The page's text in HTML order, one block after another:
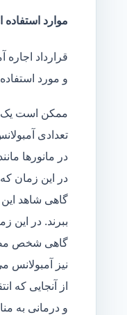
موارد استفاده
قرارداد
و مورد
ممکن است یک
تعدادی
در مانور‌ها
در این زمان
گاهی شاهد
ببرند. در این
گاهی شخص
نیز آمبولانس
از آنجایی که
و درمانی به